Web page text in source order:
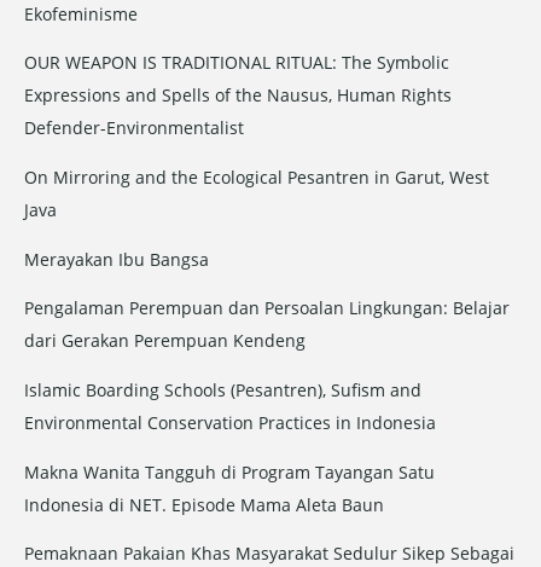
Ekofeminisme
OUR WEAPON IS TRADITIONAL RITUAL: The Symbolic
Expressions and Spells of the Nausus, Human Rights
Defender-Environmentalist
On Mirroring and the Ecological Pesantren in Garut, West
Java
Merayakan Ibu Bangsa
Pengalaman Perempuan dan Persoalan Lingkungan: Belajar
dari Gerakan Perempuan Kendeng
Islamic Boarding Schools (Pesantren), Sufism and
Environmental Conservation Practices in Indonesia
Makna Wanita Tangguh di Program Tayangan Satu
Indonesia di NET. Episode Mama Aleta Baun
Pemaknaan Pakaian Khas Masyarakat Sedulur Sikep Sebagai